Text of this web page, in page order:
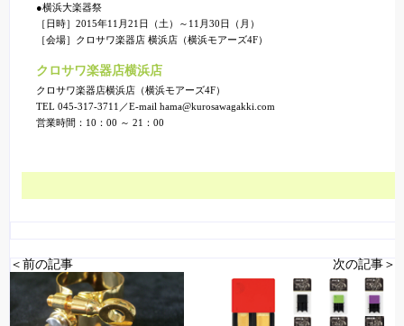
●横浜大楽器祭
［日時］2015年11月21日（土）～11月30日（月）
［会場］クロサワ楽器店 横浜店（横浜モアーズ4F）
クロサワ楽器店横浜店
クロサワ楽器店横浜店（横浜モアーズ4F）
TEL 045-317-3711／E-mail hama@kurosawagakki.com
営業時間：10：00 ～ 21：00
＜前の記事 次の記事＞